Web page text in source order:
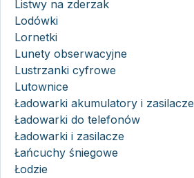
Listwy na zderzak
Lodówki
Lornetki
Lunety obserwacyjne
Lustrzanki cyfrowe
Lutownice
Ładowarki akumulatory i zasilacze
Ładowarki do telefonów
Ładowarki i zasilacze
Łańcuchy śniegowe
Łodzie